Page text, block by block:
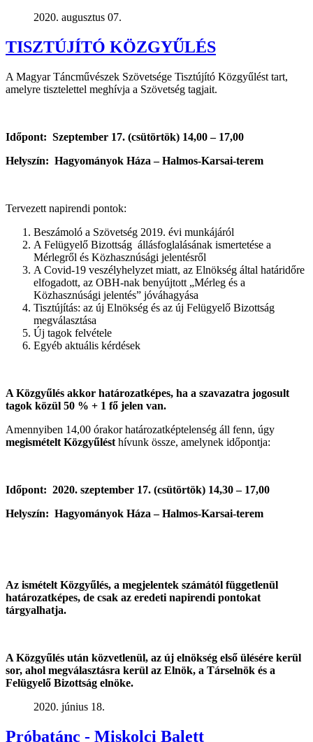
2020. augusztus 07.
TISZTÚJÍTÓ KÖZGYŰLÉS
A Magyar Táncművészek Szövetsége Tisztújító Közgyűlést tart,
amelyre tisztelettel meghívja a Szövetség tagjait.
Időpont: Szeptember 17. (csütörtök) 14,00 – 17,00
Helyszín: Hagyományok Háza – Halmos-Karsai-terem
Tervezett napirendi pontok:
Beszámoló a Szövetség 2019. évi munkájáról
A Felügyelő Bizottság állásfoglalásának ismertetése a
Mérlegről és Közhasznúsági jelentésről
A Covid-19 veszélyhelyzet miatt, az Elnökség által határidőre
elfogadott, az OBH-nak benyújtott „Mérleg és a
Közhasznúsági jelentés” jóváhagyása
Tisztújítás: az új Elnökség és az új Felügyelő Bizottság
megválasztása
Új tagok felvétele
Egyéb aktuális kérdések
A Közgyűlés akkor határozatképes, ha a szavazatra jogosult
tagok közül 50 % + 1 fő jelen van.
Amennyiben 14,00 órakor határozatképtelenség áll fenn, úgy
megismételt Közgyűlést hívunk össze, amelynek időpontja:
Időpont: 2020. szeptember 17. (csütörtök) 14,30 – 17,00
Helyszín: Hagyományok Háza – Halmos-Karsai-terem
Az ismételt Közgyűlés, a megjelentek számától függetlenül
határozatképes, de csak az eredeti napirendi pontokat
tárgyalhatja.
A Közgyűlés után közvetlenül, az új elnökség első ülésére kerül
sor, ahol megválasztásra kerül az Elnök, a Társelnök és a
Felügyelő Bizottság elnöke.
2020. június 18.
Próbatánc - Miskolci Balett